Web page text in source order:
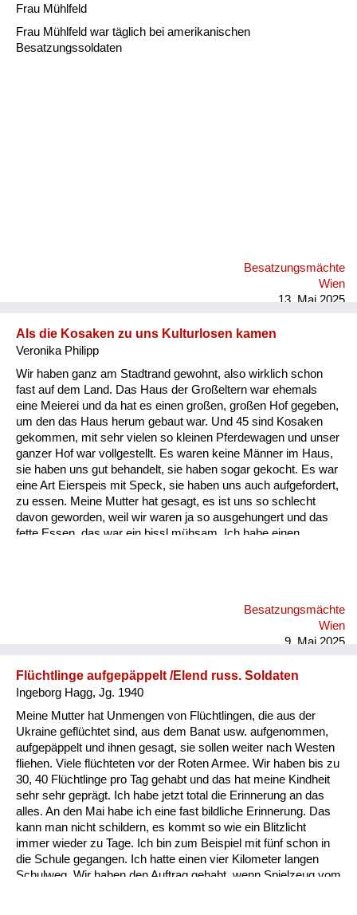
Frau Mühlfeld
Frau Mühlfeld war täglich bei amerikanischen
Besatzungssoldaten
Besatzungsmächte
Wien
13. Mai 2025
Als die Kosaken zu uns Kulturlosen kamen
Veronika Philipp
Wir haben ganz am Stadtrand gewohnt, also wirklich schon
fast auf dem Land. Das Haus der Großeltern war ehemals
eine Meierei und da hat es einen großen, großen Hof gegeben,
um den das Haus herum gebaut war. Und 45 sind Kosaken
gekommen, mit sehr vielen so kleinen Pferdewagen und unser
ganzer Hof war vollgestellt. Es waren keine Männer im Haus,
sie haben uns gut behandelt, sie haben sogar gekocht. Es war
eine Art Eierspeis mit Speck, sie haben uns auch aufgefordert,
zu essen. Meine Mutter hat gesagt, es ist uns so schlecht
davon geworden, weil wir waren ja so ausgehungert und das
fette Essen, das war ein bissl mühsam. Ich habe einen
auf den Tisch geklettert, damit wir sozusagen besseren
Überblick haben über all das Gewurl. Da ist ein Offizier, der
Besatzungsmächte
Wien
9. Mai 2025
Flüchtlinge aufgepäppelt /Elend russ. Soldaten
Ingeborg Hagg, Jg. 1940
Meine Mutter hat Unmengen von Flüchtlingen, die aus der
Ukraine geflüchtet sind, aus dem Banat usw. aufgenommen,
aufgepäppelt und ihnen gesagt, sie sollen weiter nach Westen
fliehen. Viele flüchteten vor der Roten Armee. Wir haben bis zu
30, 40 Flüchtlinge pro Tag gehabt und das hat meine Kindheit
sehr sehr geprägt. Ich habe jetzt total die Erinnerung an das
alles. An den Mai habe ich eine fast bildliche Erinnerung. Das
kann man nicht schildern, es kommt so wie ein Blitzlicht
immer wieder zu Tage. Ich bin zum Beispiel mit fünf schon in
die Schule gegangen. Ich hatte einen vier Kilometer langen
Schulweg. Wir haben den Auftrag gehabt, wenn Spielzeug vom